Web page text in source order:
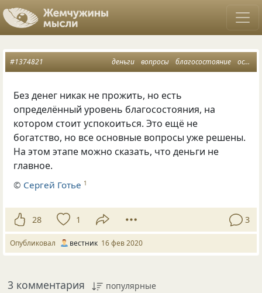
деньги вопросы благосостояние основной вопрос
#1374821
Без денег никак не прожить, но есть
определённый уровень благосостояния, на
котором стоит успокоиться. Это ещё не
богатство, но все основные вопросы уже решены.
На этом этапе можно сказать, что деньги не
главное.
© Сергей Готье 1
28 1 3
Опубликовал вестник 16 фев 2020
3 комментария популярные